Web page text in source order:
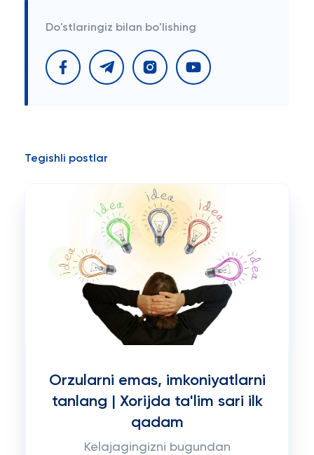
Do'stlaringiz bilan bo'lishing
Tegishli postlar
Orzularni emas, imkoniyatlarni
tanlang | Xorijda ta'lim sari ilk
qadam
Kelajagingizni bugundan